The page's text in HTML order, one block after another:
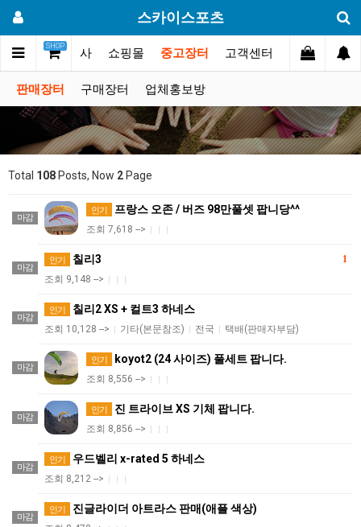
스카이스포츠
SHOP
리 대회.행사 쇼핑몰 중고장터 고객센터
판매장터 구매장터 업체홍보방
Total 108 Posts, Now 2 Page
마감
인기 프랑스 오존 / 버즈 98만풀셋 팝니당^^
조회 7,618 --> | | |
마감
1
인기 칠리3
조회 9,148 --> | | |
마감
인기 칠리2 XS + 컬트3 하네스
조회 10,128 --> | 기타(본문참조) | 전국 | 택배(판매자부담)
마감
인기 koyot2 (24 사이즈) 풀세트 팝니다.
조회 8,556 --> | | |
마감
인기 진 트라이브 XS 기체 팝니다.
조회 8,856 --> | | |
마감
인기 우드벨리 x-rated 5 하네스
조회 8,212 --> | | |
마감
인기 진글라이더 아트라스 판매(애플 색상)